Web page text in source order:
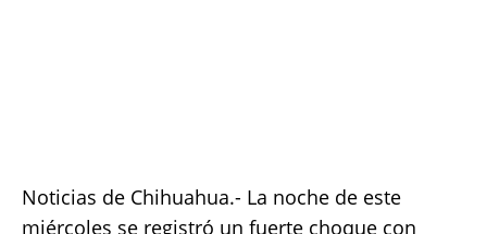
Noticias de Chihuahua.- La noche de este
miércoles se registró un fuerte choque con